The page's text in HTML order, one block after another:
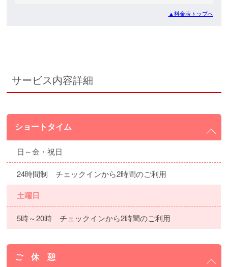
▲料金表トップへ
サービス内容詳細
ショートタイム
日～金・祝日
24時間制 チェックインから2時間のご利用
土曜日
5時～20時 チェックインから2時間のご利用
ご 休 憩